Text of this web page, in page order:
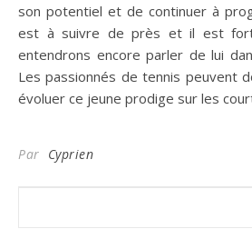
son potentiel et de continuer à
est à suivre de près et il est
entendrons encore parler de lui
Les passionnés de tennis peuvent
évoluer ce jeune prodige sur les
Par Cyprien